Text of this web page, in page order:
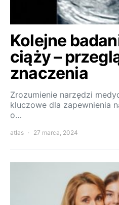
Kolejne
ciąży –
znaczenia
Zrozumienie narzędzi
kluczowe dla zapewnienia
o…
atlas 27 marca, 2024